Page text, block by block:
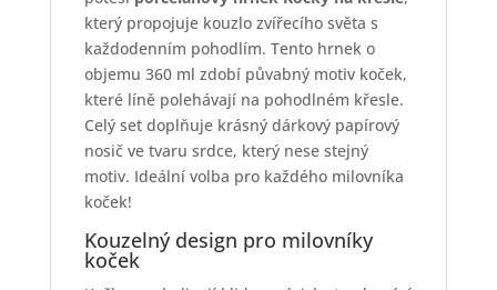
který propojuje kouzlo zvířecího světa s
každodenním pohodlím. Tento hrnek o
objemu 360 ml zdobí půvabný motiv koček,
které líně polehávají na pohodlném křesle.
Celý set doplňuje krásný dárkový papírový
nosič ve tvaru srdce, který nese stejný
motiv. Ideální volba pro každého milovníka
koček!
Kouzelný design pro milovníky
koček